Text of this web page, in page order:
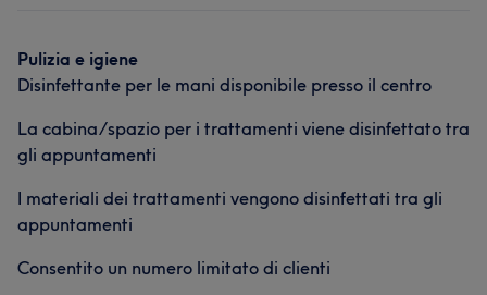
Pulizia e igiene
Disinfettante per le mani disponibile presso il centro
La cabina/spazio per i trattamenti viene disinfettato tra
gli appuntamenti
I materiali dei trattamenti vengono disinfettati tra gli
appuntamenti
Consentito un numero limitato di clienti